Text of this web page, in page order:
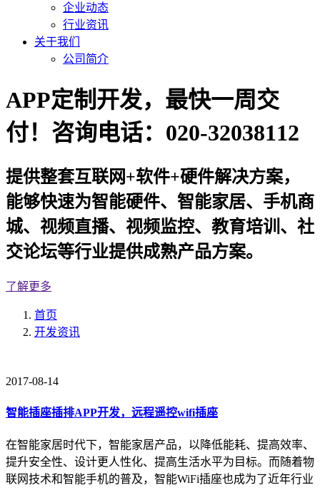
企业动态
行业资讯
关于我们
公司简介
APP定制开发，最快一周交
付！咨询电话：020-32038112
提供整套互联网+软件+硬件解决方案，
能够快速为智能硬件、智能家居、手机商
城、视频直播、视频监控、教育培训、社
交论坛等行业提供成熟产品方案。
了解更多
首页
开发资讯
2017-08-14
智能插座插排APP开发，远程遥控wifi插座
在智能家居时代下，智能家居产品，以降低能耗、提高效率、
提升安全性、设计更人性化、提高生活水平为目标。而随着物
联网技术和智能手机的普及，智能WiFi插座也成为了近年行业